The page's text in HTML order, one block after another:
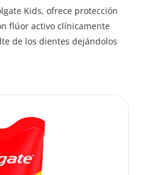
Kids, ofrece protección
flúor activo clínicamente
de los dientes dejándolos